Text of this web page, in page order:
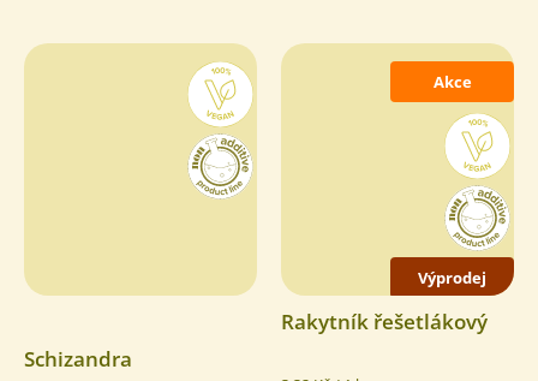
Schizandra
Akce
Výprodej
Rakytník řešetlákový